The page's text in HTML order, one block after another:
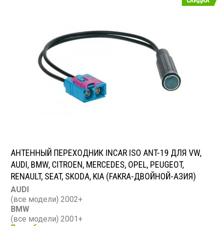
АНТЕННЫЙ ПЕРЕХОДНИК INCAR ISO ANT-19 ДЛЯ VW,
AUDI, BMW, CITROEN, MERCEDES, OPEL, PEUGEOT,
RENAULT, SEAT, SKODA, KIA (FAKRA-ДВОЙНОЙ-АЗИЯ)
AUDI
(все модели) 2002+
BMW
(все модели) 2001+